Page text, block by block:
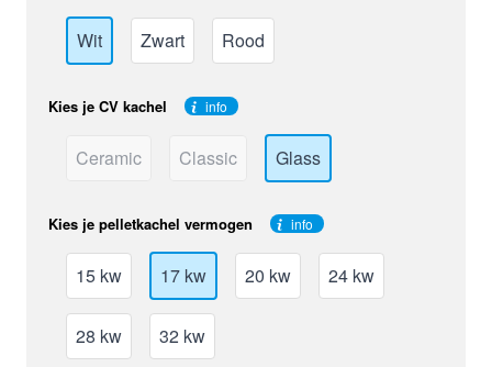
Wit Zwart Rood
Kies je CV kachel info
Ceramic Classic Glass
Kies je pelletkachel vermogen info
15 kw 17 kw 20 kw 24 kw
28 kw 32 kw